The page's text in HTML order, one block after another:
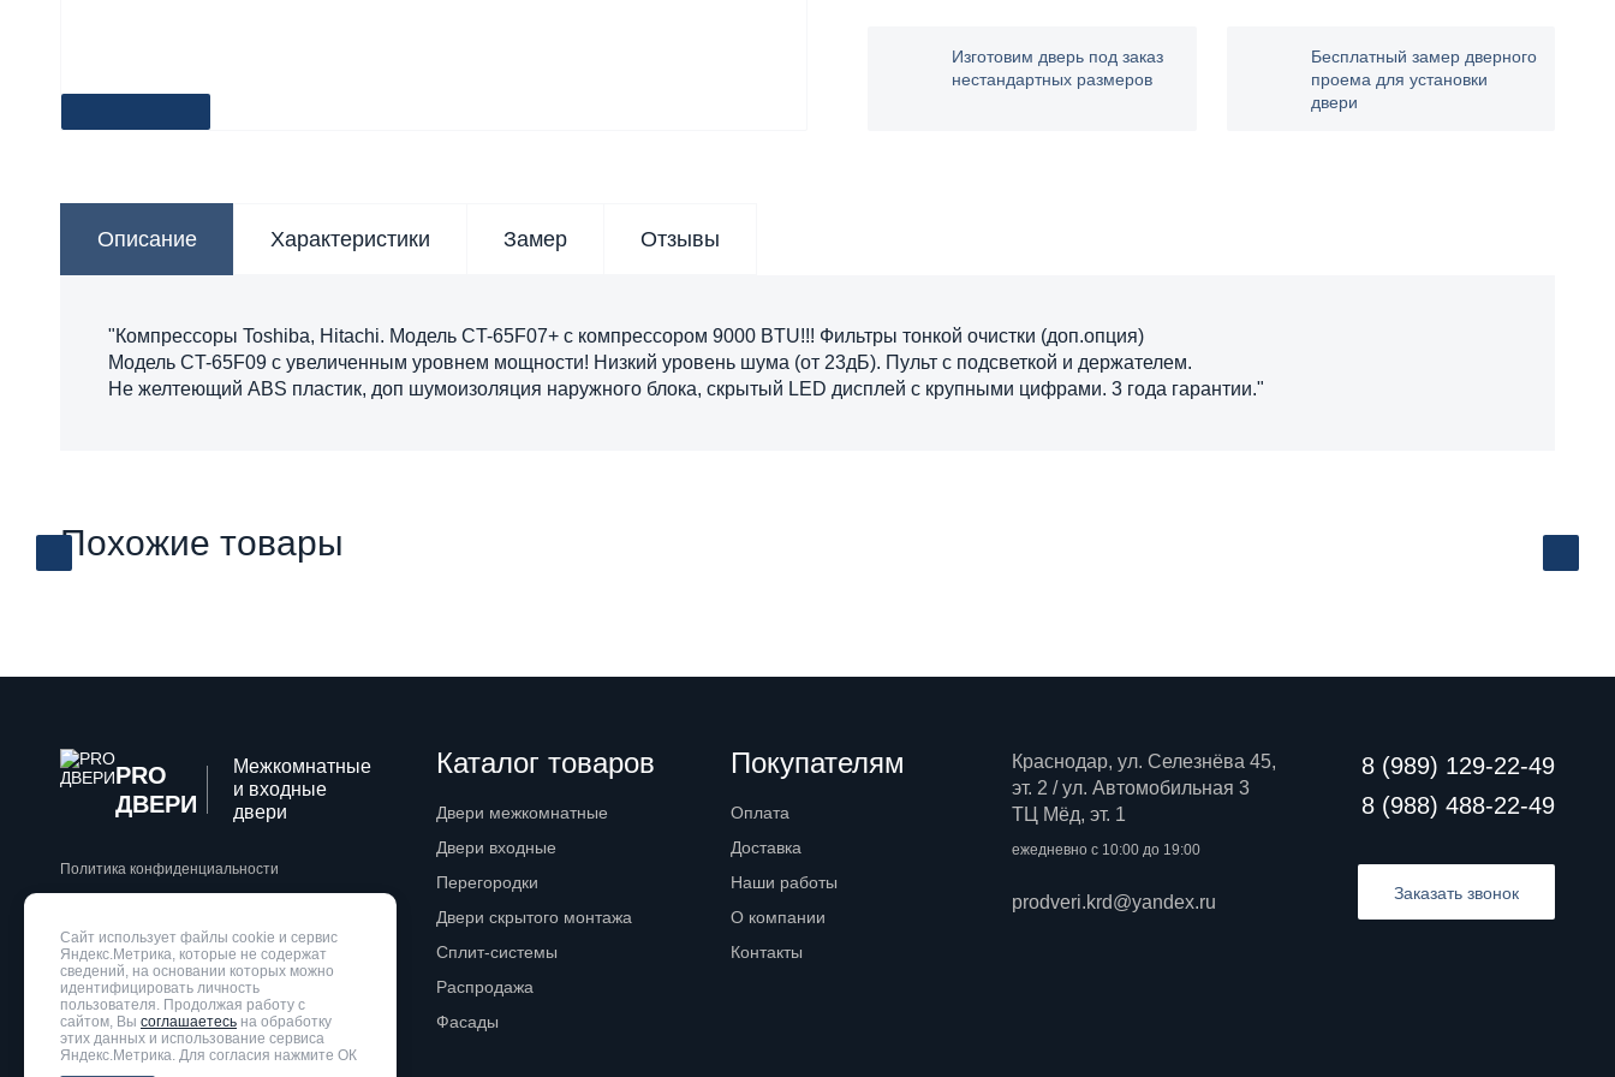
Изготовим дверь под заказ
нестандартных размеров
Бесплатный замер дверного
проема для установки
двери
Описание Характеристики Замер Отзывы
"Компрессоры Toshiba, Hitachi. Модель CT-65F07+ c компрессором 9000 BTU!!! Фильтры тонкой очистки (доп.опция)
Модель CT-65F09 с увеличенным уровнем мощности! Низкий уровень шума (от 23дБ). Пульт с подсветкой и держателем.
Не желтеющий ABS пластик, доп шумоизоляция наружного блока, скрытый LED дисплей с крупными цифрами. 3 года гарантии."
Похожие товары
PRO
ДВЕРИ
Межкомнатные
и входные
двери
Политика конфиденциальности
Каталог товаров
Двери межкомнатные
Двери входные
Перегородки
Двери скрытого монтажа
Сплит-системы
Распродажа
Фасады
Покупателям
Оплата
Доставка
Наши работы
О компании
Контакты
Краснодар, ул. Селезнёва 45,
эт. 2 / ул. Автомобильная 3
ТЦ Мёд, эт. 1
ежедневно с 10:00 до 19:00
prodveri.krd@yandex.ru
8 (989) 129-22-49
8 (988) 488-22-49
Заказать звонок
Сайт использует файлы cookie и сервис
Яндекс.Метрика, которые не содержат
сведений, на основании которых можно
идентифицировать личность
пользователя. Продолжая работу с
сайтом, Вы соглашаетесь на обработку
этих данных и использование сервиса
Яндекс.Метрика. Для согласия нажмите ОК